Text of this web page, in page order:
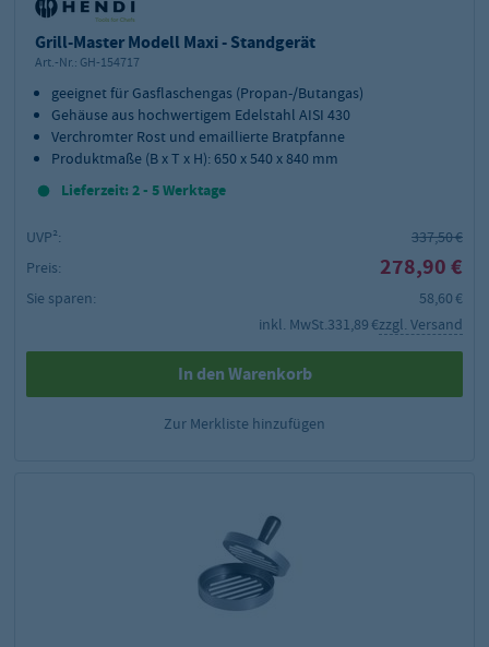
Grill-Master Modell Maxi - Standgerät
Art.-Nr.: GH-154717
geeignet für Gasflaschengas (Propan-/Butangas)
Gehäuse aus hochwertigem Edelstahl AISI 430
Verchromter Rost und emaillierte Bratpfanne
Produktmaße (B x T x H): 650 x 540 x 840 mm
Lieferzeit: 2 - 5 Werktage
UVP²:
337,50 €
Preis:
278,90 €
Sie sparen:
58,60 €
inkl. MwSt.331,89 €zzgl. Versand
In den Warenkorb
Zur Merkliste hinzufügen